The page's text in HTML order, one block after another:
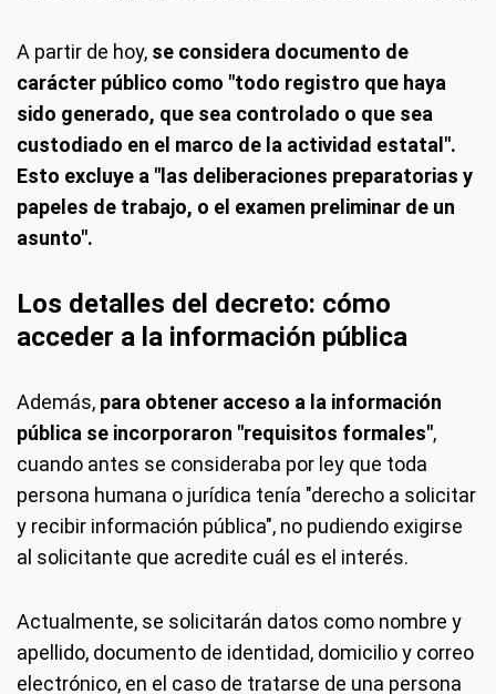
A partir de hoy, se considera documento de
carácter público como "todo registro que haya
sido generado, que sea controlado o que sea
custodiado en el marco de la actividad estatal".
Esto excluye a "las deliberaciones preparatorias y
papeles de trabajo, o el examen preliminar de un
asunto".
Los detalles del decreto: cómo
acceder a la información pública
Además, para obtener acceso a la información
pública se incorporaron "requisitos formales",
cuando antes se consideraba por ley que toda
persona humana o jurídica tenía "derecho a solicitar
y recibir información pública", no pudiendo exigirse
al solicitante que acredite cuál es el interés.
Actualmente, se solicitarán datos como nombre y
apellido, documento de identidad, domicilio y correo
electrónico, en el caso de tratarse de una persona